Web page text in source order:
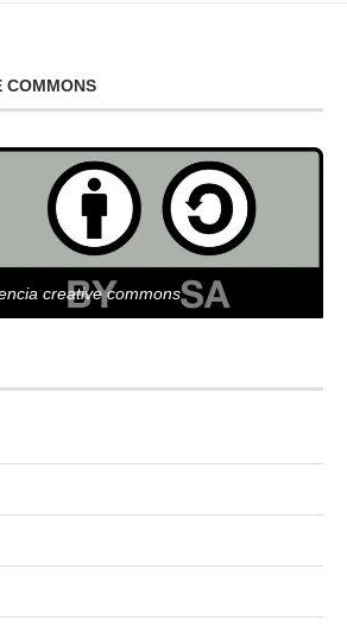
COMMONS
creative commons